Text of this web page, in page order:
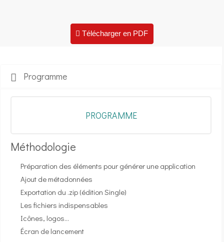
Télécharger en PDF
Programme
PROGRAMME
Méthodologie
Préparation des éléments pour générer une application
Ajout de métadonnées
Exportation du .zip (édition Single)
Les fichiers indispensables
Icônes, logos…
Écran de lancement